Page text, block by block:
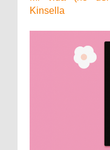
Kinsella